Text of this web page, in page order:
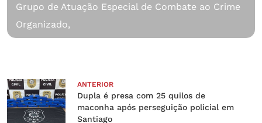
Grupo de Atuação Especial de Combate ao Crime
Organizado,
ANTERIOR
Dupla é presa com 25 quilos de
maconha após perseguição policial em
Santiago